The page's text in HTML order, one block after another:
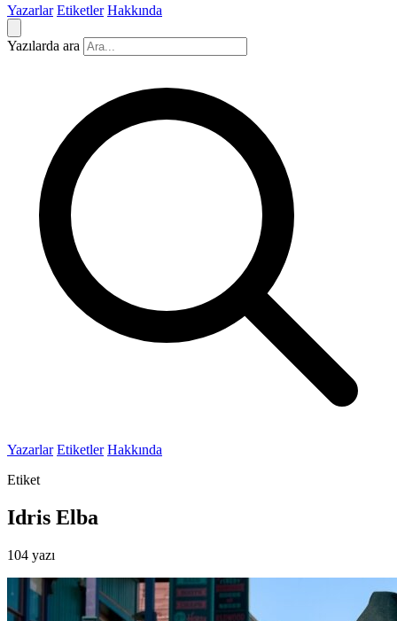
Yazarlar Etiketler Hakkında
Yazılarda ara
Yazarlar Etiketler Hakkında
Etiket
Idris Elba
104 yazı